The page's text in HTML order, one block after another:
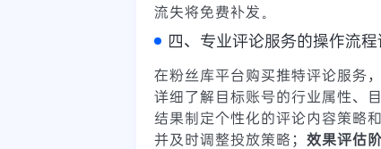
流失将免费补发。
四、专业评论服务的操作流
在粉丝库平台购买推特评论服务
详细了解目标账号的行业属性、
结果制定个性化的评论内容策略和
并及时调整投放策略； 效果评估